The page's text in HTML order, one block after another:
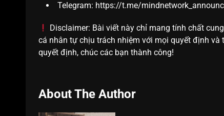
Telegram: https://t.me/
Disclaimer: Bài viết này chỉ mang tính chất
cá nhân tự chịu trách nhiệm với mọi quyết định
quyết định, chúc các bạn thành công!
About The Author